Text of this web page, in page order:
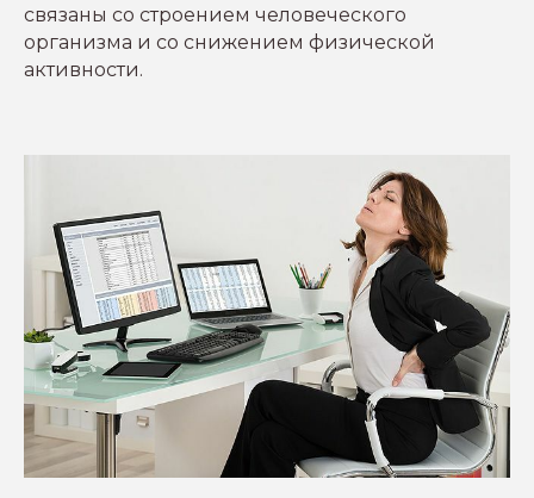
связаны со строением человеческого
организма и со снижением физической
активности.